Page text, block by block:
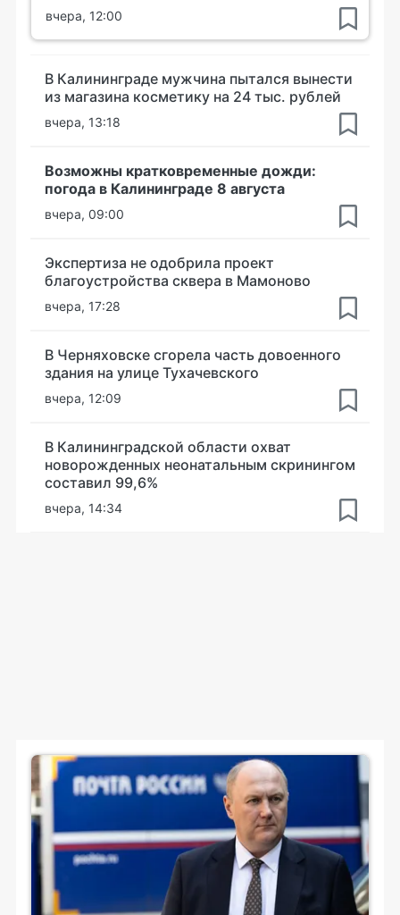
вчера, 12:00
В Калининграде мужчина пытался вынести
из магазина косметику на 24 тыс. рублей
вчера, 13:18
Возможны кратковременные дожди:
погода в Калининграде 8 августа
вчера, 09:00
Экспертиза не одобрила проект
благоустройства сквера в Мамоново
вчера, 17:28
В Черняховске сгорела часть довоенного
здания на улице Тухачевского
вчера, 12:09
В Калининградской области охват
новорожденных неонатальным скринингом
составил 99,6%
вчера, 14:34